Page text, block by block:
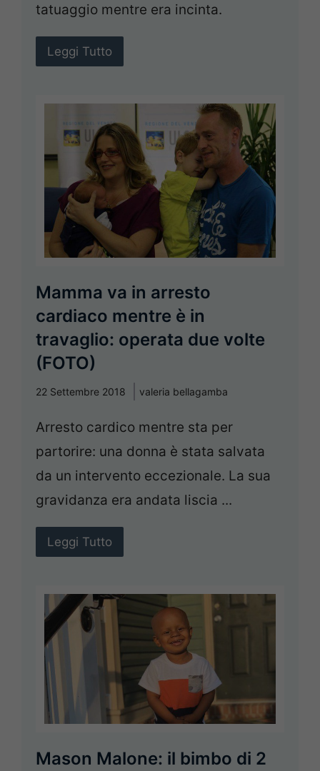
tatuaggio mentre era incinta.
Leggi Tutto
Mamma va in arresto
cardiaco mentre è in
travaglio: operata due volte
(FOTO)
22 Settembre 2018 valeria bellagamba
Arresto cardico mentre sta per
partorire: una donna è stata salvata
da un intervento eccezionale. La sua
gravidanza era andata liscia ...
Leggi Tutto
Mason Malone: il bimbo di 2